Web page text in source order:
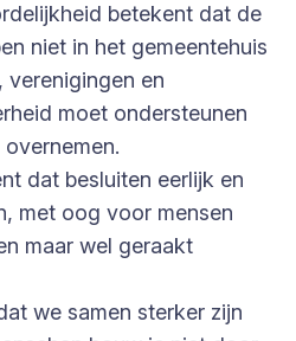
betekent dat de
niet in het gemeentehuis
verenigingen en
moet ondersteunen
dat besluiten eerlijk en
met oog voor mensen
maar wel geraakt
we samen sterker zijn